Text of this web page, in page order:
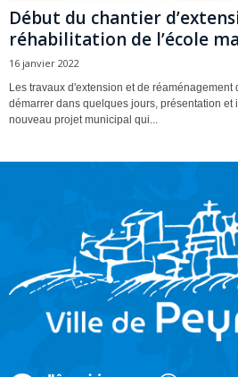
Début du chantier
réhabilitation de l’école
16 janvier 2022
Les travaux d'extension et de réaménagement
démarrer dans quelques jours, présentation et
nouveau projet municipal qui...